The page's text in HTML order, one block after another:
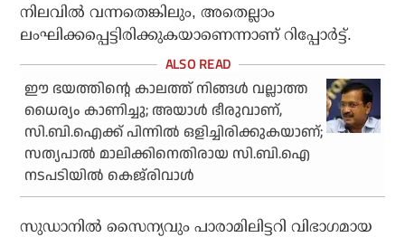
നിലവില്‍ വന്നതെങ്കിലും, അതെല്ലാം
ലംഘിക്കപ്പെട്ടിരിക്കുകയാണെന്നാണ് റിപ്പോര്‍ട്ട്.
ഈ ഭയത്തിന്റെ കാലത്ത് നിങ്ങള്‍ വല്ലാത്ത
ധൈര്യം കാണിച്ചു; അയാള്‍ ഭീരുവാണ്,
സി.ബി.ഐക്ക് പിന്നില്‍ ഒളിച്ചിരിക്കുകയാണ്;
സത്യപാല്‍ മാലിക്കിനെതിരായ സി.ബി.ഐ
നടപടിയില്‍ കെജ്‌രിവാള്‍
സുഡാനില്‍ സൈന്യവും പാരാമിലിട്ടറി വിഭാഗമായ